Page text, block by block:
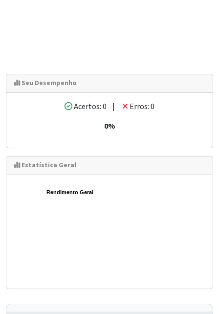
Seu Desempenho
Acertos: 0 |
Erros: 0
0%
Estatística Geral
Rendimento Geral